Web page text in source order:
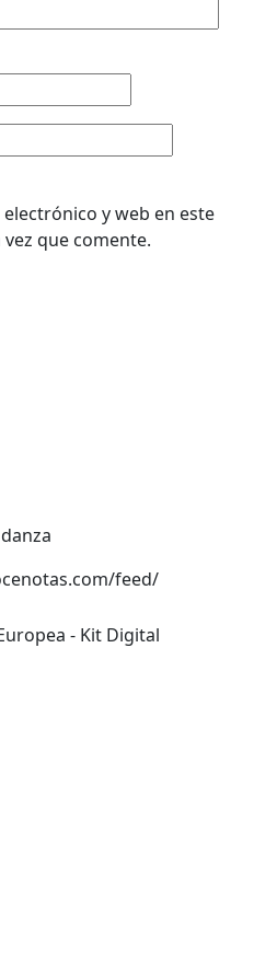
y web en este
que comente.
feed/